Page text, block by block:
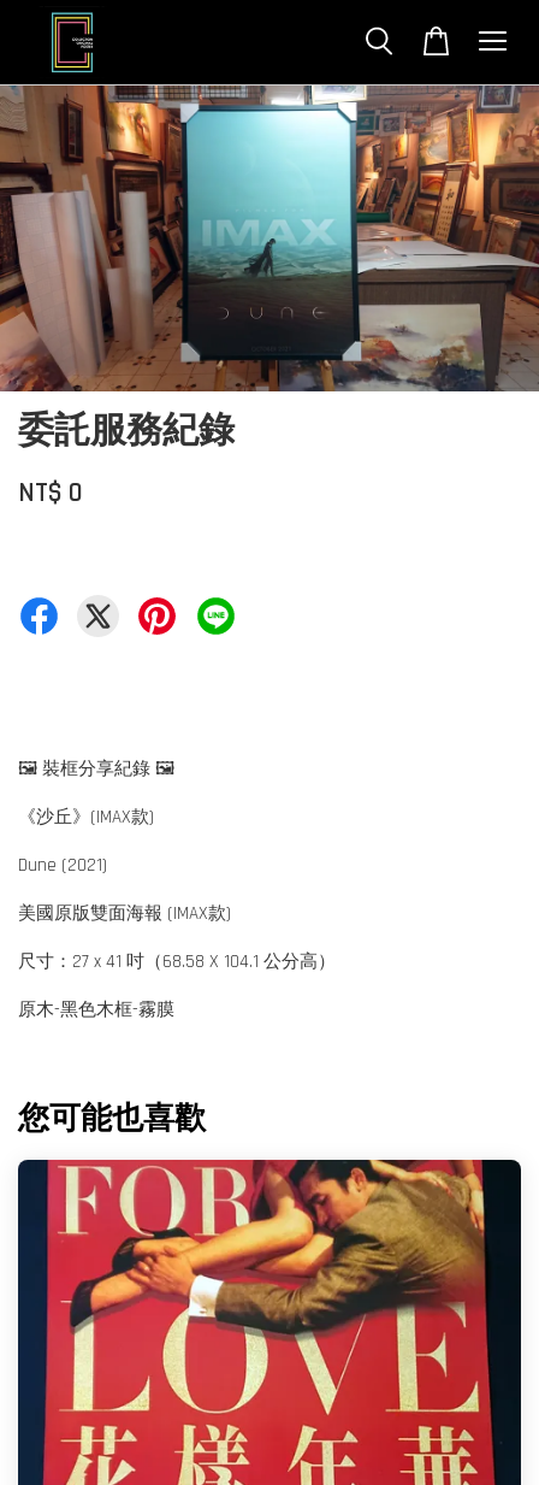
委託服務紀錄
NT$ 0
🖼 裝框分享紀錄 🖼
《沙丘》(IMAX款)
Dune (2021)
美國原版雙面海報 (IMAX款)
尺寸：27 x 41 吋（68.58 X 104.1 公分高）
原木-黑色木框-霧膜
您可能也喜歡